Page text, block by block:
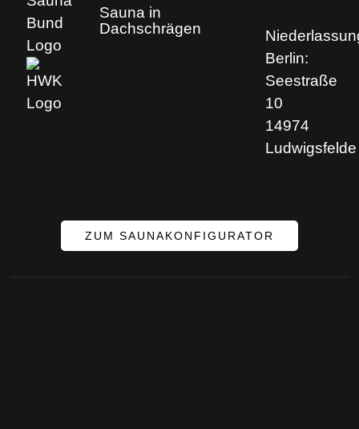
Sauna in
Dachschrägen
Berlin:
Seestraße
10
14974
Ludwigsfelde
ZUM SAUNAKONFIGURATOR